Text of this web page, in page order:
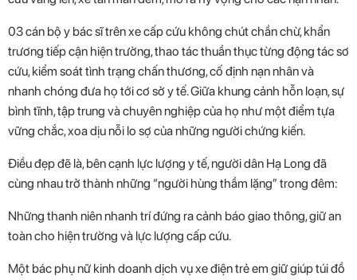
03 cán bộ y bác sĩ trên xe cấp cứu không chút chần chừ, khẩn
trương tiếp cận hiện trường, thao tác thuần thục từng động tác sơ
cứu, kiểm soát tình trạng chấn thương, cố định nạn nhân và
nhanh chóng đưa họ tới cơ sở y tế. Giữa khung cảnh hỗn loạn, sự
bình tĩnh, tập trung và chuyên nghiệp của họ như một điểm tựa
vững chắc, xoa dịu nỗi lo sợ của những người chứng kiến.
Điều đẹp đẽ là, bên cạnh lực lượng y tế, người dân Hạ Long đã
cùng nhau trở thành những “người hùng thầm lặng” trong đêm:
Những thanh niên nhanh trí đứng ra cảnh báo giao thông, giữ an
toàn cho hiện trường và lực lượng cấp cứu.
Một bác phụ nữ kinh doanh dịch vụ xe điện trẻ em giữ giúp túi đồ